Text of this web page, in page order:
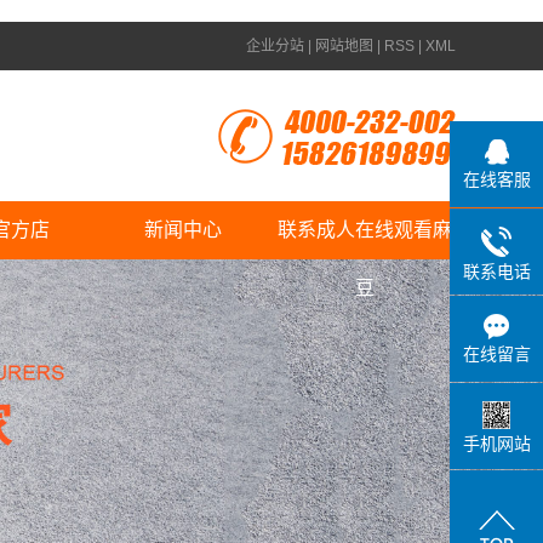
企业分站 网站地图 RSS XML
方店 新闻中心
公司新闻
行业新闻
答疑解惑
联系成人在线观看麻
豆
在线客服
联系电话
在线留言
手机网站